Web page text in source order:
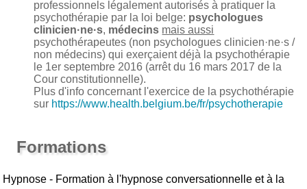
professionnels légalement autorisés à pratiquer la
psychothérapie par la loi belge: psychologues
clinicien·ne·s, médecins mais aussi
psychothérapeutes (non psychologues clinicien·ne·s /
non médecins) qui exerçaient déjà la psychothérapie
le 1er septembre 2016 (arrêt du 16 mars 2017 de la
Cour constitutionnelle).
Plus d'info concernant l'exercice de la psychothérapie
sur https://www.health.belgium.be/fr/psychotherapie
Formations
Hypnose - Formation à l'hypnose conversationnelle et à la